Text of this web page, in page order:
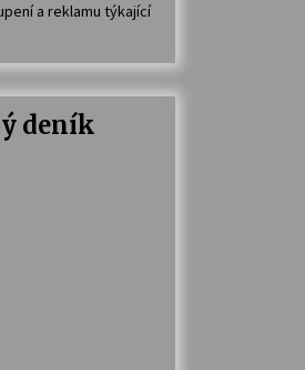
a reklamu týkající
deník